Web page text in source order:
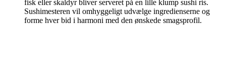
fisk eller skaldyr bliver serveret på en lille klump sushi ris.
Sushimesteren vil omhyggeligt udvælge ingredienserne og
forme hver bid i harmoni med den ønskede smagsprofil.